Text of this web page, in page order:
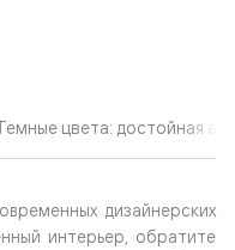
цвета: достойная
дизайнерских
интерьер, обратите